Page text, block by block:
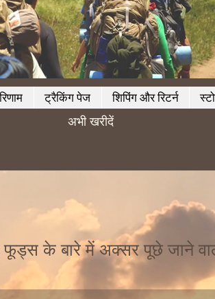
ट्रैकिंग पेज शिपिंग और रिटर्न
अभी खरीदें
के बारे में अक्सर पूछे जाने